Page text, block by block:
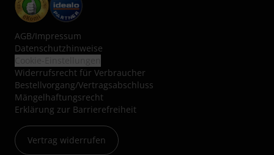
AGB/Impressum
Datenschutzhinweise
Widerrufsrecht für Verbraucher
Bestellvorgang/Vertragsabschluss
Mängelhaftungsrecht
Erklärung zur Barrierefreiheit
Vertrag widerrufen